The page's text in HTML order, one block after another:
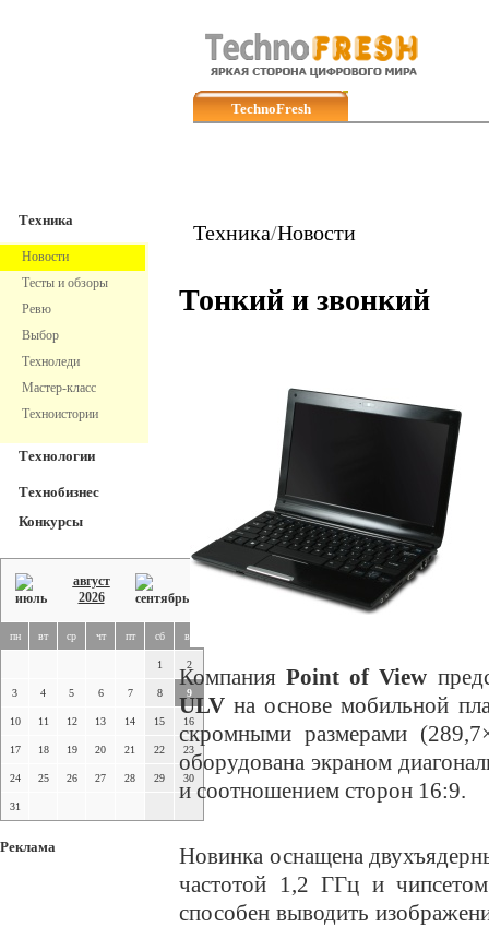
TechnoFresh
Техника
Новости
Тесты и обзоры
Ревю
Выбор
Техноледи
Мастер-класс
Техноистории
Технологии
Технобизнес
Конкурсы
август
2026
пн вт ср чт пт сб вс
1 2
3 4 5 6 7 8 9
10 11 12 13 14 15 16
17 18 19 20 21 22 23
24 25 26 27 28 29 30
31
Реклама
Техника/Новости
Тонкий и звонкий
КомпанияPoint of View
ULV на основе мобильной
скромными размерами
оборудована экраном
и соотношением сторон 16:9.
Новинка оснащена
частотой 1,2 ГГц и
способен выводить